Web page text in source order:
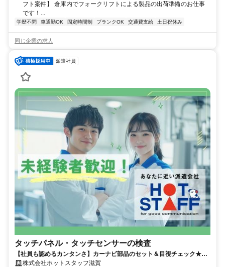
フト案件】 倉庫内でフォークリフトによる製品の出荷準備のお仕事
です！...
学歴不問 車通勤OK 固定時間制 ブランクOK 交通費支給 土日祝休み
同じ企業の求人
派遣社員
タッチパネル・タッチセンサーの検査
【社員も認めるカンタンさ】カーナビ部品のセット＆目視チェック★高
時給1,500円◎
株式会社ホットスタッフ滋賀